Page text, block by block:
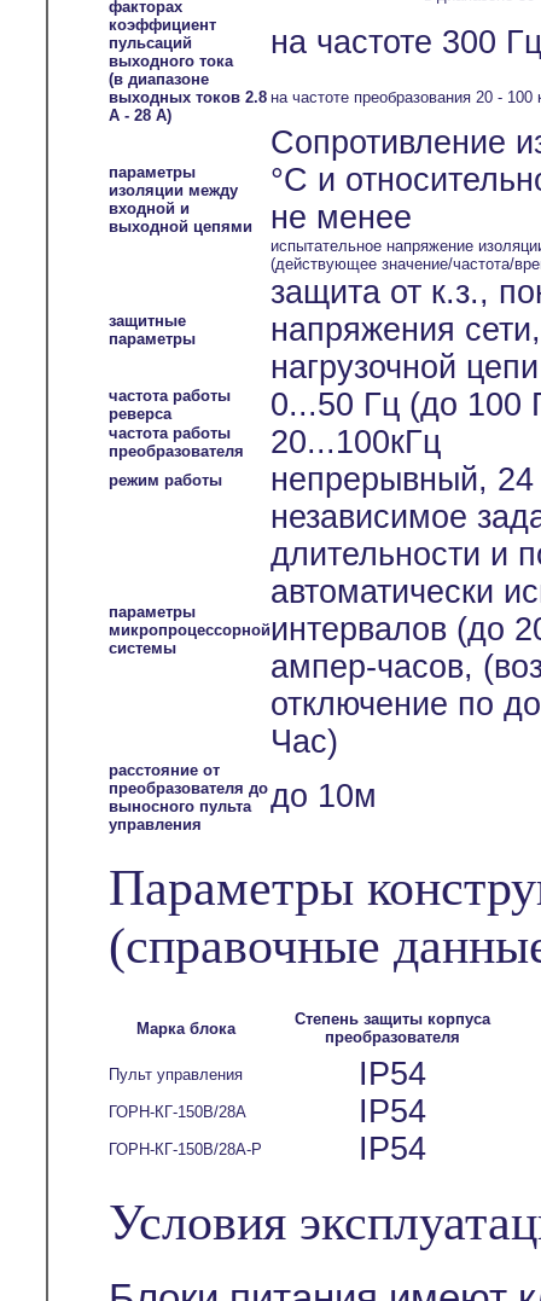
факторах
коэффициент
пульсаций
выходного тока
(в диапазоне
выходных токов 2.8
А - 28 А)
на частоте 300
на частоте преобразования 20 - 100
параметры
изоляции между
входной и
выходной цепями
Сопротивление
°С и
не менее
испытательное напряжение
(действующее значение/частота/
защитные
параметры
защита от к.з.,
напряжения
нагрузочной
частота работы
реверса
0...50 Гц (до 100
частота работы
преобразователя
20...100кГц
режим работы непрерывный, 24
параметры
микропроцессорной
системы
независимое
длительности и
автоматически
интервалов (до
ампер-часов,
отключение по
Час)
расстояние от
преобразователя до
выносного пульта
управления
до 10м
Параметры
(справочные
Марка блока
Степень защиты корпуса
преобразователя
Пульт управления IP54
ГОРН-КГ-150В/28А IP54
ГОРН-КГ-150В/28А-Р IP54
Условия